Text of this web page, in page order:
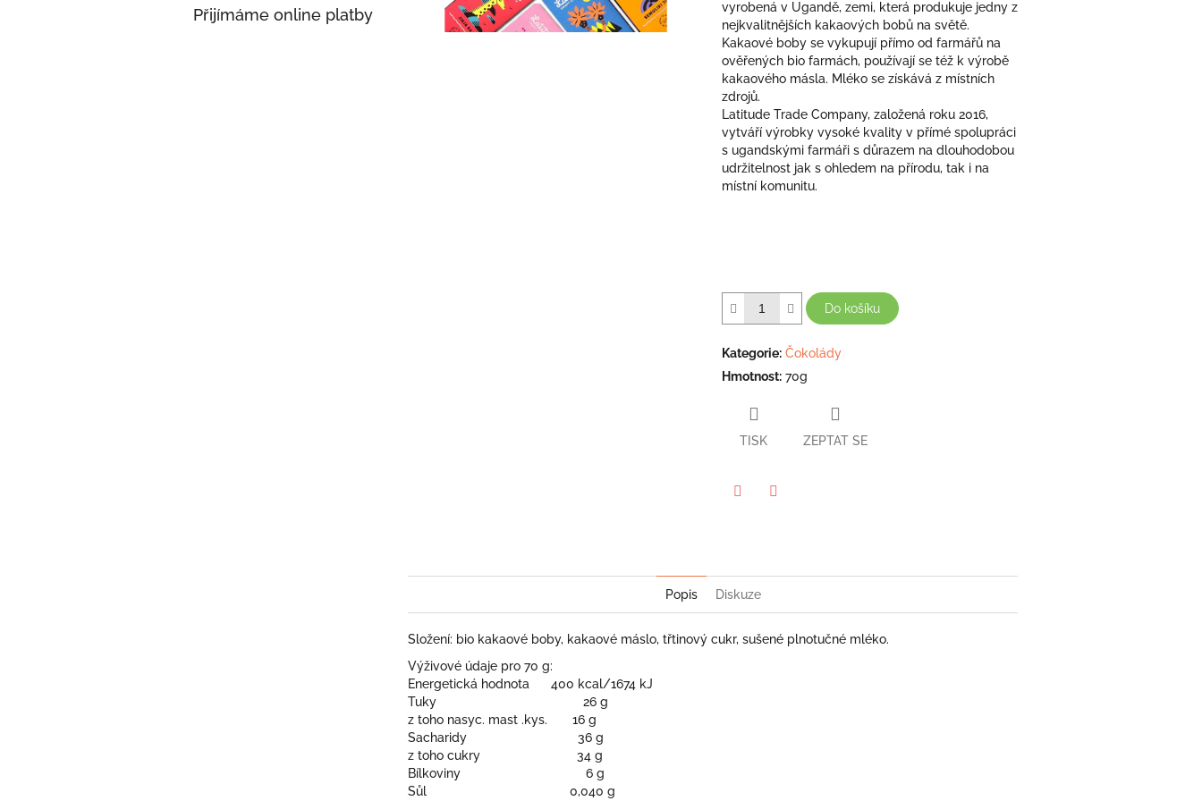
Přijímáme online platby
hvězdiček.
vyrobená v Ugandě, zemi, která produkuje jedny z
nejkvalitnějších kakaových bobů na světě.
Kakaové boby se vykupují přímo od farmářů na
ověřených bio farmách, používají se též k výrobě
kakaového másla. Mléko se získává z místních
zdrojů.
Latitude Trade Company, založená roku 2016,
vytváří výrobky vysoké kvality v přímé spolupráci
s ugandskými farmáři s důrazem na dlouhodobou
udržitelnost jak s ohledem na přírodu, tak i na
místní komunitu.
Do košíku
Kategorie: Čokolády
Hmotnost: 70g
TISK ZEPTAT SE
Popis Diskuze
Složení: bio kakaové boby, kakaové máslo, třtinový cukr, sušené plnotučné mléko.
Výživové údaje pro 70 g:
Energetická hodnota 400 kcal/1674 kJ
Tuky 26 g
z toho nasyc. mast .kys. 16 g
Sacharidy 36 g
z toho cukry 34 g
Bílkoviny 6 g
Sůl 0,040 g